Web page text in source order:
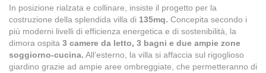
In posizione rialzata e collinare, insiste il progetto per la
costruzione della splendida villa di 135mq. Concepita secondo i
più moderni livelli di efficienza energetica e di sostenibilità, la
dimora ospita 3 camere da letto, 3 bagni e due ampie zone
soggiorno-cucina. All’esterno, la villa si affaccia sul rigoglioso
giardino grazie ad ampie aree ombreggiate, che permetteranno di